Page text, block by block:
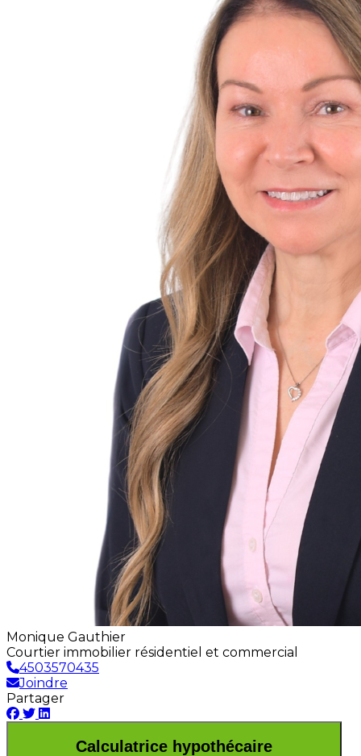
Monique Gauthier
Courtier immobilier résidentiel et commercial
4503570435
Joindre
Partager
Calculatrice hypothécaire